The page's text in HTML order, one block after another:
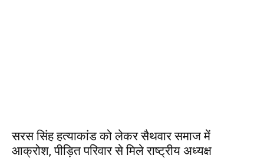
सरस सिंह हत्याकांड को लेकर सैथवार समाज में
आक्रोश, पीड़ित परिवार से मिले राष्ट्रीय अध्यक्ष